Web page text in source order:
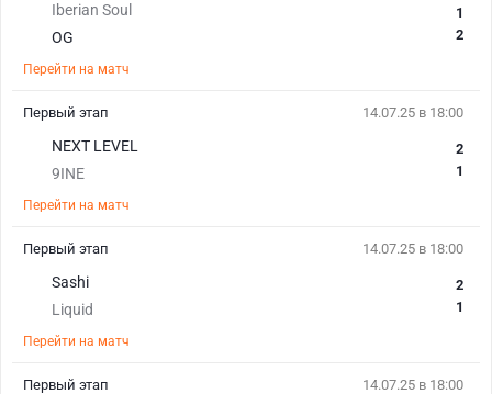
Iberian Soul
OG
1
2
Перейти на матч
14.07.25 в 18:00
NEXT LEVEL
9INE
2
1
Перейти на матч
Первый этап
14.07.25 в 18:00
Sashi
Liquid
2
1
Перейти на матч
Первый этап
14.07.25 в 18:00
Первый этап